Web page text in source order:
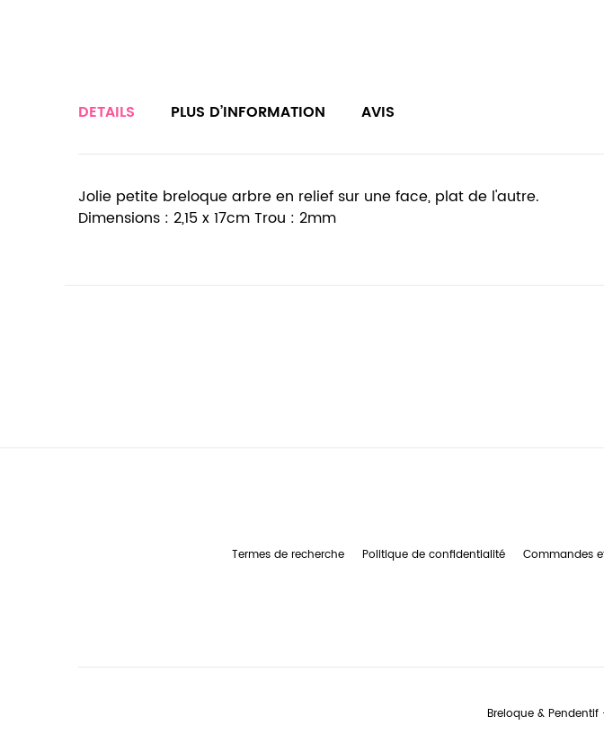
DETAILS
Jolie petite breloque arbre en relief sur une face, plat de l'autre.
Dimensions : 2,15 x 17cm Trou : 2mm
PLUS D’INFORMATION AVIS
Termes de recherche Politique de confidentialité Commandes
Breloque &